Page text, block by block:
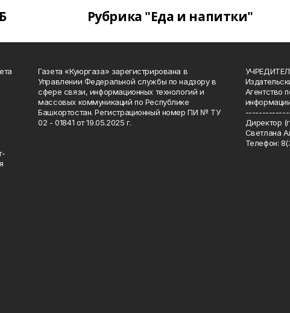
Рубрика "Еда и напитки"
Газета «Куюргаза» зарегистрирована в
Управлении Федеральной службы по надзору в
сфере связи, информационных технологий и
массовых коммуникаций по Республике
Башкортостан. Регистрационный номер ПИ № ТУ
02 - 01841 от 19.05.2025 г.
Агентство
Директор
Светлана
Телефон: